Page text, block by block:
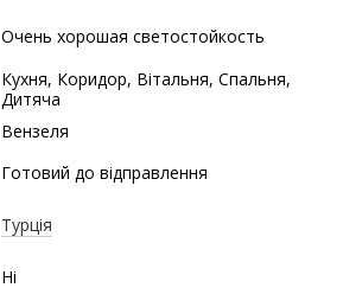
Очень хорошая светостойкость
Кухня, Коридор, Вітальня, Спальня,
Дитяча
Вензеля
Готовий до відправлення
Турція
Ні